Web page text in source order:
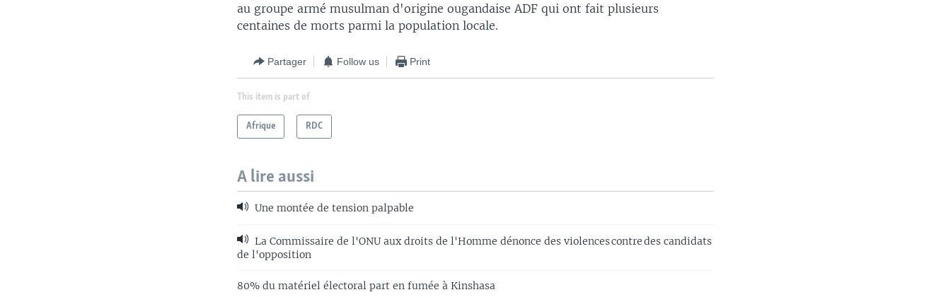
au groupe armé musulman d'origine ougandaise ADF qui ont fait plusieurs
centaines de morts parmi la population locale.
Partager Follow us Print
This item is part of
Afrique RDC
A lire aussi
Une montée de tension palpable
La Commissaire de l'ONU aux droits de l'Homme dénonce des violences contre des candidats
de l'opposition
80% du matériel électoral part en fumée à Kinshasa